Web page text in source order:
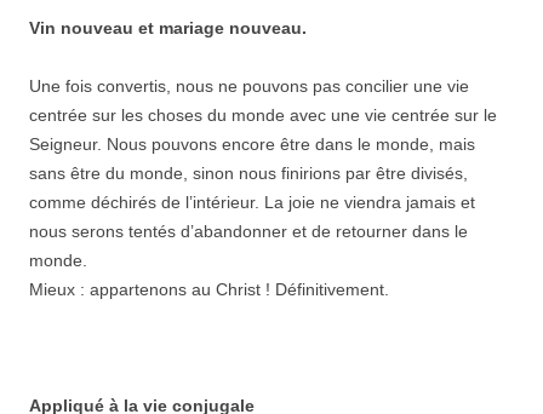
Vin nouveau et mariage nouveau.
Une fois convertis, nous ne pouvons pas concilier une vie
centrée sur les choses du monde avec une vie centrée sur le
Seigneur. Nous pouvons encore être dans le monde, mais
sans être du monde, sinon nous finirions par être divisés,
comme déchirés de l’intérieur. La joie ne viendra jamais et
nous serons tentés d’abandonner et de retourner dans le
monde.
Mieux : appartenons au Christ ! Définitivement.
Appliqué à la vie conjugale